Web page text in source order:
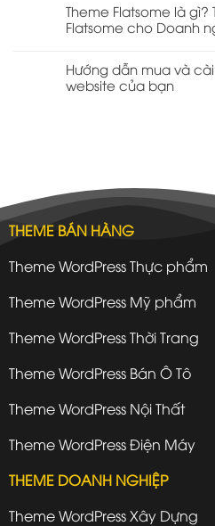
Theme Flatsome là gì?
Flatsome cho Doanh
Hướng dẫn mua và
website của bạn
THEME BÁN HÀNG
Theme WordPress Thực phẩm
Theme WordPress Mỹ phẩm
Theme WordPress Thời Trang
Theme WordPress Bán Ô Tô
Theme WordPress Nội Thất
Theme WordPress Điện Máy
THEME DOANH NGHIỆP
Theme WordPress Xây Dựng